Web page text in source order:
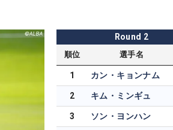
Round 2
順位 選手名
1 カン・キョンナム
2 キム・ミンギュ
3 ソン・ヨンハン